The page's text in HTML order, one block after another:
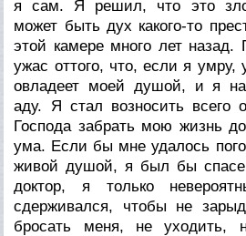
я сам. Я решил, что это
может быть дух какого-то
этой камере много лет назад.
ужас оттого, что, если я умру,
овладеет моей душой, и я
аду. Я стал возносить всего
Господа забрать мою жизнь
ума. Если бы мне удалось
живой душой, я был бы
доктор, я только
сдерживался, чтобы не
бросать меня, не уходить,